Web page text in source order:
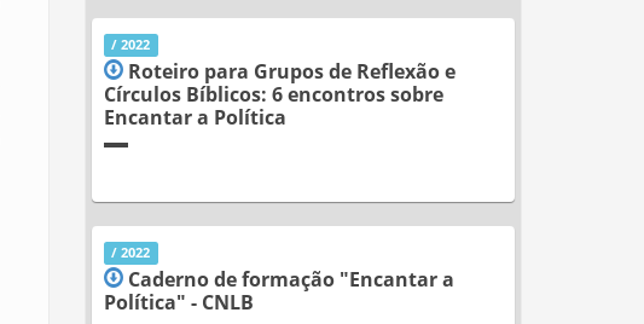
/ 2022
Roteiro para Grupos de Reflexão e
Círculos Bíblicos: 6 encontros sobre
Encantar a Política
/ 2022
Caderno de formação "Encantar a
Política" - CNLB